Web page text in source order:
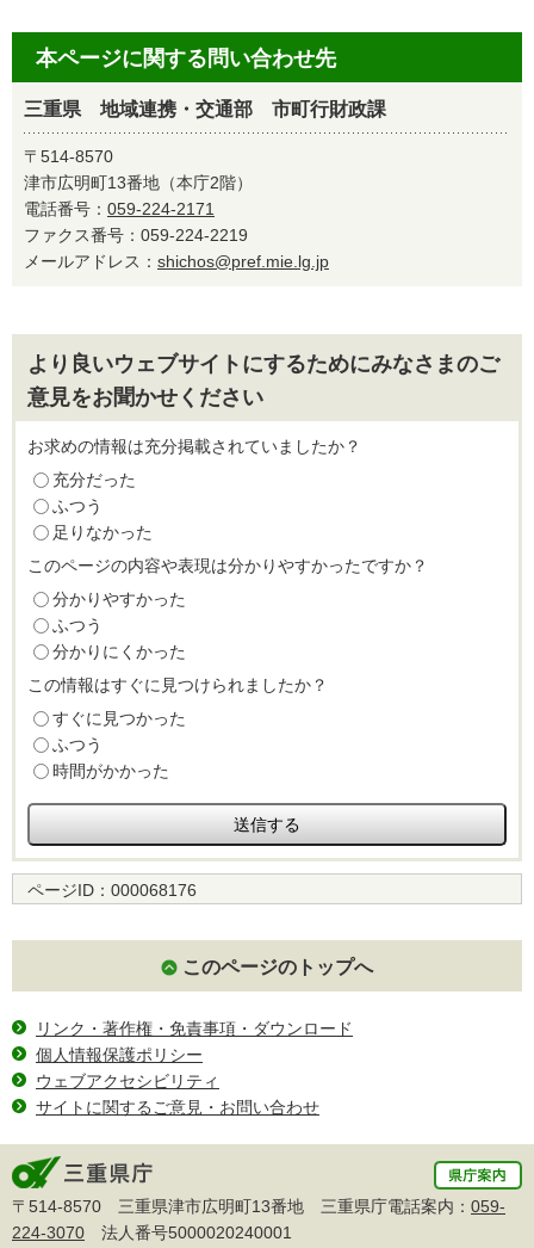
本ページに関する問い合わせ先
三重県 地域連携・交通部 市町行財政課
〒514-8570
津市広明町13番地（本庁2階）
電話番号： 059-224-2171
ファクス番号：059-224-2219
メールアドレス： shichos@pref.mie.lg.jp
より良いウェブサイトにするためにみなさまのご
意見をお聞かせください
お求めの情報は充分掲載されていましたか？
充分だった
ふつう
足りなかった
このページの内容や表現は分かりやすかったですか？
分かりやすかった
ふつう
分かりにくかった
この情報はすぐに見つけられましたか？
すぐに見つかった
ふつう
時間がかかった
ページID： 000068176
このページのトップへ
リンク・著作権・免責事項・ダウンロード
個人情報保護ポリシー
ウェブアクセシビリティ
サイトに関するご意見・お問い合わせ
〒514-8570 三重県津市広明町13番地 三重県庁電話案内： 059-
224-3070 法人番号5000020240001